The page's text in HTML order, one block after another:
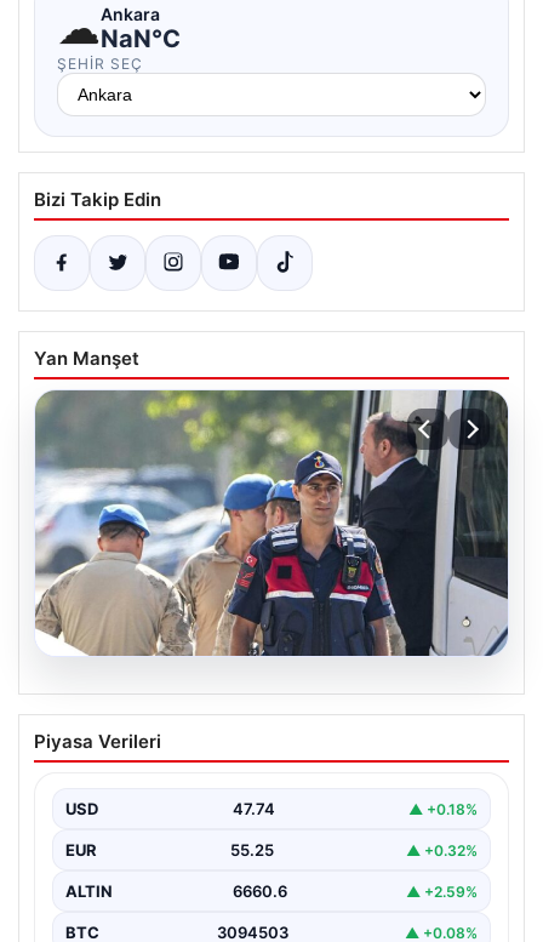
☁Ankara
NaN°C
ŞEHIR SEÇ
Bizi Takip Edin
Yan Manşet
07.08.2026
Menderes Belediye Başkanı İlkay Çiçek
ve 9 Kişi Tutuklandı
Çiçek'in de aralarında bulunduğu isimlere yönelik
yürütülen kapsamlı…
Piyasa Verileri
USD 47.74 ▲ +0.18%
EUR 55.25 ▲ +0.32%
ALTIN 6660.6 ▲ +2.59%
BTC 3094503 ▲ +0.08%